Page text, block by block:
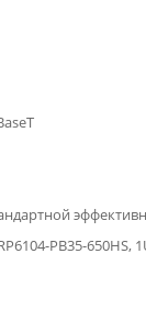
PB35-650HS,